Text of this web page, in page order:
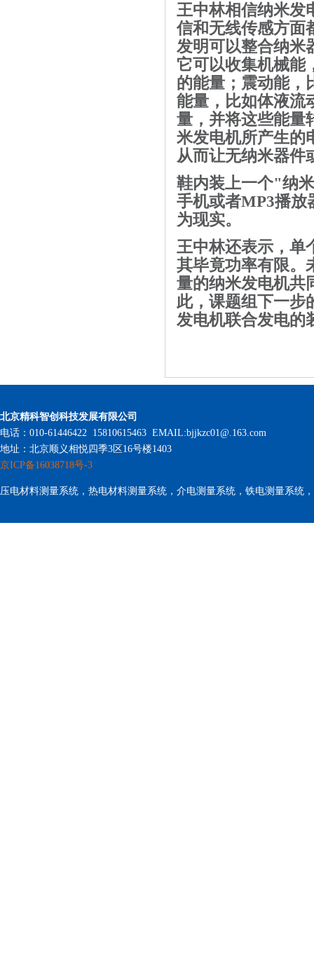
王中林相信纳米发
信和无线传感方面
发明可以整合纳米
它可以收集机械能
的能量； 震动能，
能量，比如体液流
量，并将这些能量
米发电机所产生的
从而让无纳米器件
鞋内装上一个"纳
手机或者MP3播放
为现实。
王中林还表示，单
其毕竟功率有限。
量的纳米发电机共
此，课题组下一步
发电机联合发电的
北京精科智创科技发展有限公司
电话：010-61446422 15810615463 EMAIL:bjjkzc01@.163.com
地址：北京顺义相悦四季3区16号楼1403
京ICP备16038718号-3
压电材料测量系统，热电材料测量系统，介电测量系统，铁电测量系统